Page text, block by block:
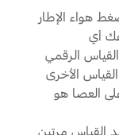
هواء الإطار
أي
الرقمي
الأخرى
العصا هو
القياس مرتين